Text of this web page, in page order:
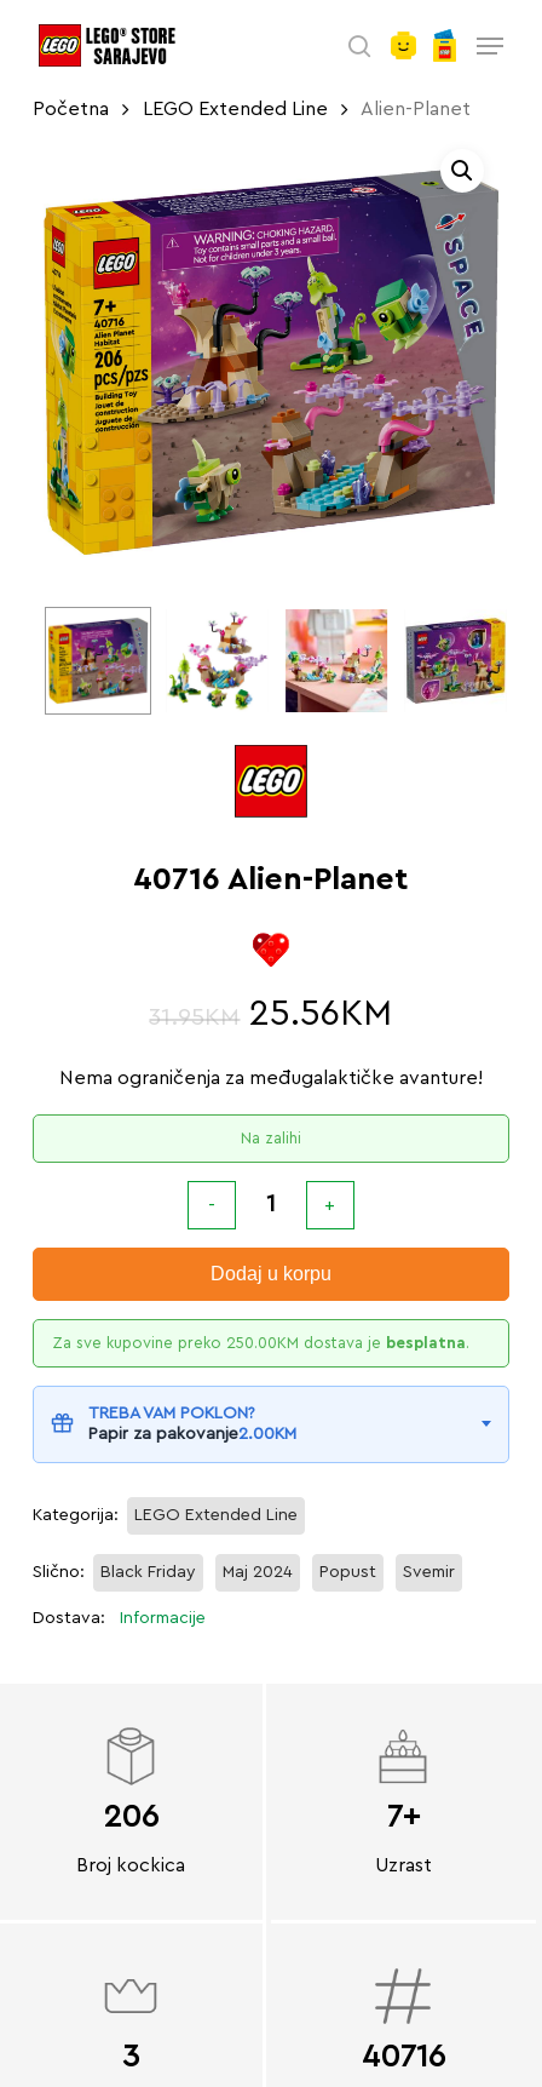
search
Početna LEGO Extended Line Alien-Planet
40716 Alien-Planet
31.95KM 25.56 KM
Nema ograničenja za međugalaktičke avanture!
Na zalihi
Dodaj u korpu
Za sve kupovine preko 250.00KM dostava je besplatna.
TREBA VAM POKLON?
Papir za pakovanje2.00KM
Kategorija: LEGO Extended Line
Slično: Black Friday Maj 2024 Popust Svemir
Dostava: Informacije
206
Broj kockica
7+
Uzrast
3 40716